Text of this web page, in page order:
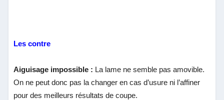
Les contre
Aiguisage impossible : La lame ne semble pas amovible.
On ne peut donc pas la changer en cas d’usure ni l’affiner
pour des meilleurs résultats de coupe.